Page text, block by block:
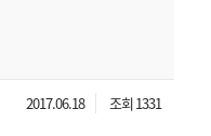
2017.06.18 조회 1331